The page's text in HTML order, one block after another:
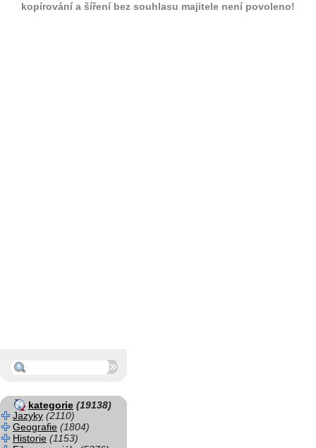
kopírování a šíření bez souhlasu majitele není povoleno!
kategorie (19138)
Jazyky (2110)
Geografie (1804)
Historie (1153)